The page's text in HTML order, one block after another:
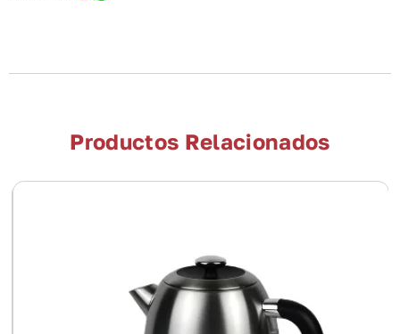
Productos Relacionados